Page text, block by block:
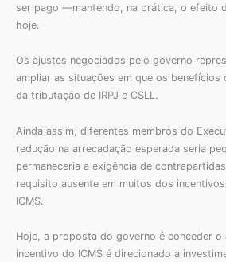
ser pago —mantendo, na prática, o efeito
hoje.
Os ajustes negociados pelo governo
ampliar as situações em que os benefícios
da tributação de IRPJ e CSLL.
Ainda assim, diferentes membros do
redução na arrecadação esperada seria
permaneceria a exigência de
requisito ausente em muitos dos
ICMS.
Hoje, a proposta do governo é conceder o
incentivo do ICMS é direcionado a